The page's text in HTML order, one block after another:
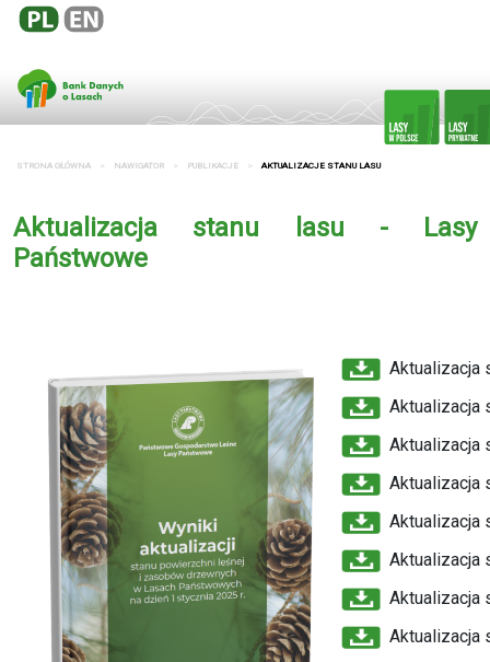
STRONA GŁÓWNA NAWIGATOR PUBLIKACJE AKTUALIZACJE STANU LASU
Aktualizacja stanu lasu - Lasy
Państwowe
Aktualizacja
Aktualizacja
Aktualizacja
Aktualizacja
Aktualizacja
Aktualizacja
Aktualizacja
Aktualizacja